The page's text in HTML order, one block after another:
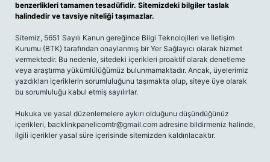
benzerlikleri tamamen tesadüfidir. Sitemizdeki bilgiler taslak
halindedir ve tavsiye niteliği taşımazlar.
Sitemiz, 5651 Sayılı Kanun gereğince Bilgi Teknolojileri ve İletişim
Kurumu (BTK) tarafından onaylanmış bir Yer Sağlayıcı olarak hizmet
vermektedir. Bu nedenle, sitedeki içerikleri proaktif olarak denetleme
veya araştırma yükümlülüğümüz bulunmamaktadır. Ancak, üyelerimiz
yazdıkları içeriklerin sorumluluğunu taşımakta olup, siteye üye olarak
bu sorumluluğu kabul etmiş sayılırlar.
Hukuka ve yasal düzenlemelere aykırı olduğunu düşündüğünüz
içerikleri, backlinkpanelicomtr@gmail.com adresine bildirmeniz halinde,
ilgili içerikler yasal süre içerisinde sitemizden kaldırılacaktır.